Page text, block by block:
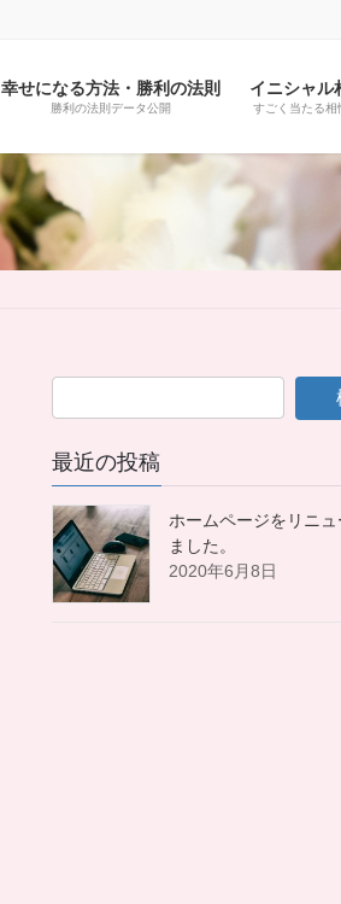
幸せになる方法・勝利の法則
勝利の法則データ公開
イニシャル
すごく当たる相
最近の投稿
ホームページをリニュ
ました。
2020年6月8日